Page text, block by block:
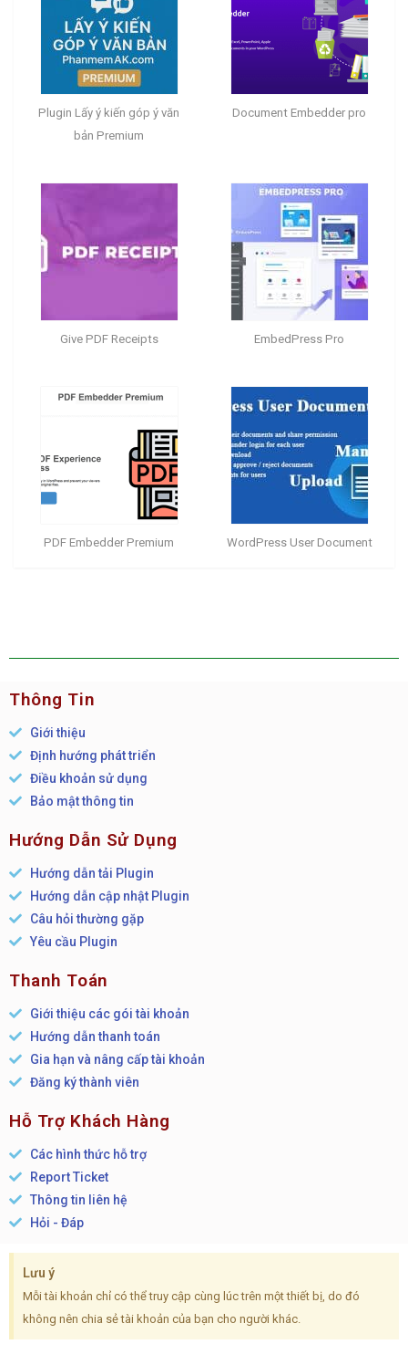
Plugin Lấy ý kiến góp ý văn
bản Premium
Document Embedder pro
Give PDF Receipts EmbedPress Pro
PDF Embedder Premium WordPress User Document
Thông Tin
Giới thiệu
Định hướng phát triển
Điều khoản sử dụng
Bảo mật thông tin
Hướng Dẫn Sử Dụng
Hướng dẫn tải Plugin
Hướng dẫn cập nhật Plugin
Câu hỏi thường gặp
Yêu cầu Plugin
Thanh Toán
Giới thiệu các gói tài khoản
Hướng dẫn thanh toán
Gia hạn và nâng cấp tài khoản
Đăng ký thành viên
Hỗ Trợ Khách Hàng
Các hình thức hỗ trợ
Report Ticket
Thông tin liên hệ
Hỏi - Đáp
Lưu ý
Mỗi tài khoản chỉ có thể truy cập cùng lúc trên một thiết bị, do đó
không nên chia sẻ tài khoản của bạn cho người khác.